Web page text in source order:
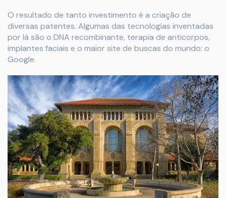
O resultado de tanto investimento é a criação de
diversas patentes. Algumas das tecnologias inventadas
por lá são o DNA recombinante, terapia de anticorpos,
implantes faciais e o maior site de buscas do mundo: o
Google.